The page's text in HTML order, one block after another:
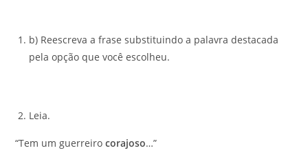
b) Reescreva a frase substituindo a palavra destacada
pela opção que você escolheu.
Leia.
“Tem um guerreirocorajoso…”